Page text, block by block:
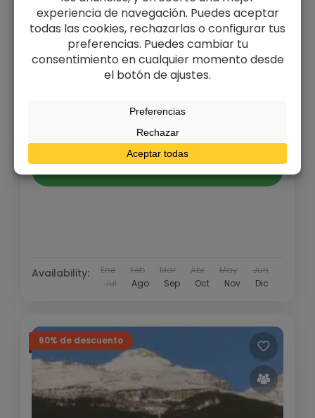
Sierra de Guara, donde visitaremos pueblos
abandonados y en vías de rehabilitación
como Nocito, Lúsera o...
Hoya de Huesca,Pirineo y Prepirineo
You save 50€
Availability: Ene Feb Mar Abr May
Jun
Jul
Ago Sep Oct Nov Dic
60% de descuento